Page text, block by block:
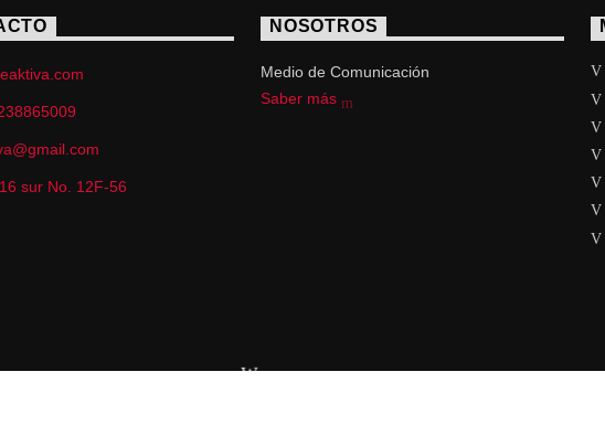
sur No. 12F-56
NOSOTROS
Medio de Comunicación
Saber más